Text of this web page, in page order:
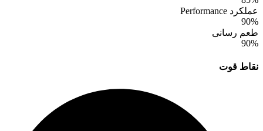
عملکرد Performance
90%
طعم رسانی
90%
نقاط قوت